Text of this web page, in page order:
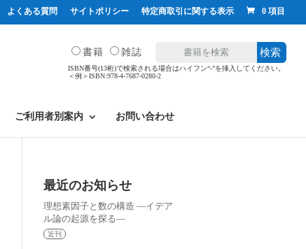
よくある質問 サイトポリシー 特定商取引に関する表示 0 項目
書籍 雑誌 検索
ISBN番号(13桁)で検索される場合はハイフン“-”を挿入してください。
＜例＞ISBN:978-4-7687-0280-2
ご利用者別案内 お問い合わせ
最近のお知らせ
理想素因子と数の構造 —イデア
ル論の起源を探る—
近刊